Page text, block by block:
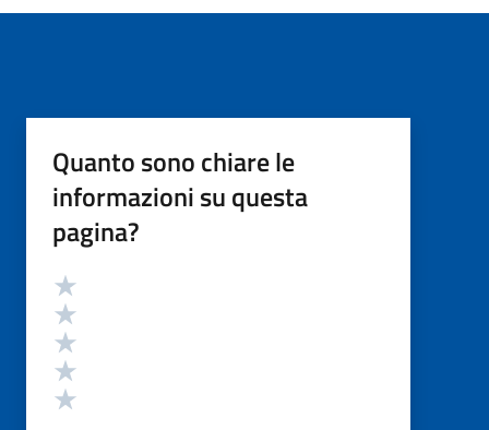
Quanto sono chiare le
informazioni su questa
pagina?
Valutazione